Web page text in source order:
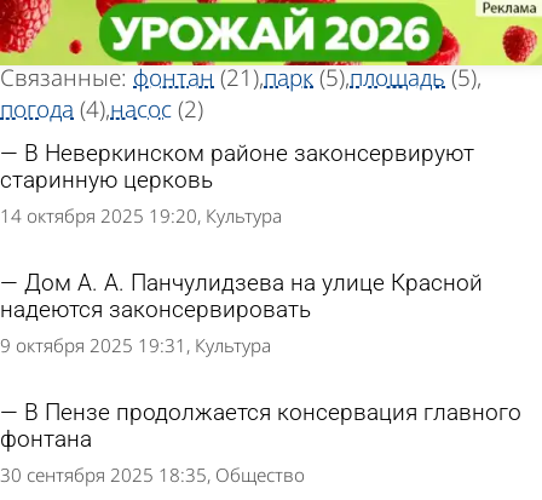
«Консервация»
Тег новостей
Всего найдено 26 новостей
Связанные: фонтан (21)парк(5)площадь (5)
погода (4)насос(2)
В Неверкинском районе законсервируют
старинную церковь
14 октября 2025 19:20 Культура
Дом А. А. Панчулидзева на улице Красной
надеются законсервировать
9 октября 2025 19:31 Культура
В Пензе продолжается консервация главного
фонтана
30 сентября 2025 18:35 Общество
«Консервация»
Тег новостей